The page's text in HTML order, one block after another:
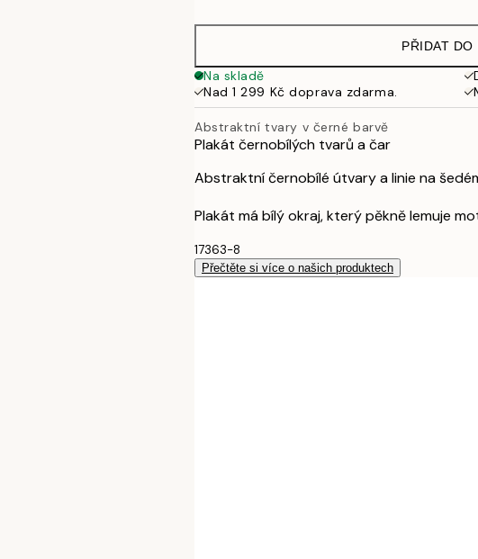
PŘIDAT DO
Na skladě
Nad 1 299 Kč doprava zdarma.
Abstraktní tvary v černé barvě
Plakát černobílých tvarů a čar
Abstraktní černobílé útvary a linie na
Plakát má bílý okraj, který pěkně lemuje
17363-8
Přečtěte si více o našich produktech